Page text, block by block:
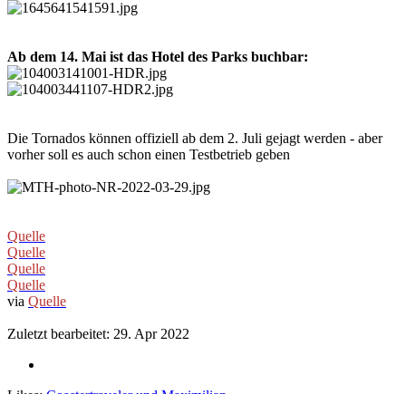
Ab dem 14. Mai ist das Hotel des Parks buchbar:
Die Tornados können offiziell ab dem 2. Juli gejagt werden - aber
vorher soll es auch schon einen Testbetrieb geben
Quelle
Quelle
Quelle
Quelle
via Quelle
Zuletzt bearbeitet: 29. Apr 2022